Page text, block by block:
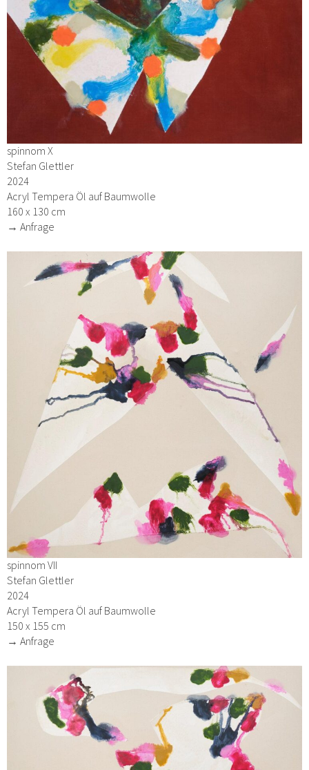
spinnom X
Stefan Glettler
2024
Acryl Tempera Öl auf Baumwolle
160 x 130 cm
→ Anfrage
spinnom VII
Stefan Glettler
2024
Acryl Tempera Öl auf Baumwolle
150 x 155 cm
→ Anfrage